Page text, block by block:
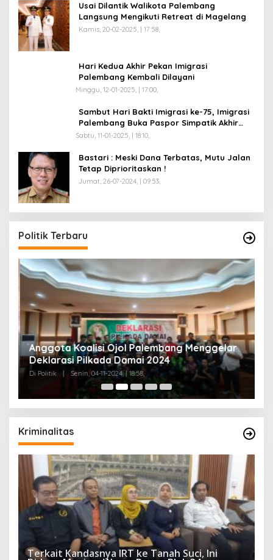
Usai Dilantik Walikota Palembang
Langsung Mengikuti Retreat di Magelang
Kamis, 20-02-2025, | 17:58,
Hari Kedua Akhir Pekan Imigrasi
Palembang Kembali Dilayani
Minggu, 12-01-2025, | 17:00,
Sambut Hari Bakti Imigrasi ke-75, Imigrasi
Palembang Buka Paspor Simpatik Akhir
Pekan
Sabtu, 11-01-2025, | 18:10,
Bastari : Meski Dana Terbatas, Mutu Jalan
Tetap Diprioritaskan !
Jumat, 26-07-2024, | 09:53,
Politik Terbaru
Anggota Koalisi Ojol Palembang Menggelar
Deklarasi Pilkada Damai 2024
Di Politik Senin, 04-11-2024, | 18:58,
Kriminalitas
Terkait Kandasnya IRT ke Tanah Suci, Ini